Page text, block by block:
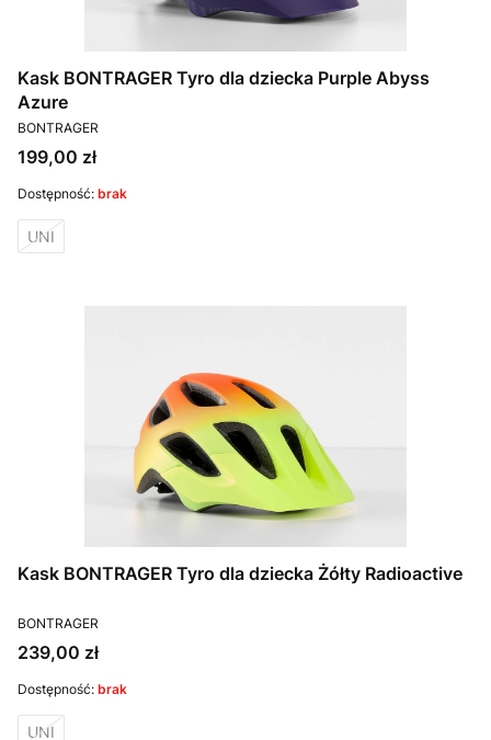
Kask BONTRAGER Tyro dla dziecka Purple Abyss
Azure
PRODUCENT
BONTRAGER
Cena
199,00 zł
Dostępność: brak
UNI
Kask BONTRAGER Tyro dla dziecka Żółty Radioactive
PRODUCENT
BONTRAGER
Cena
239,00 zł
Dostępność: brak
UNI